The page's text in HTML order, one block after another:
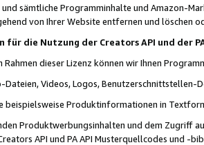
sämtliche Programminhalte und Amazon-
von Ihrer Website entfernen und löschen
für die Nutzung der Creators API und der
Rahmen dieser Lizenz können wir Ihnen
Dateien, Videos, Logos, Benutzerschnittstellen-
beispielsweise Produktinformationen in
Produktwerbungsinhalten und dem Zugriff
API und PA API Musterquellcodes und